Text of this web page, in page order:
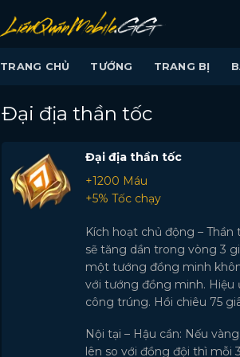
TRANG CHỦ TƯỚNG TRANG BỊ
Đại địa thần tốc
Đại địa thần tốc
+1200 Máu
+5% Tốc chạy
Kích hoạt chủ động –
sẽ tăng dần trong vòng 3
một tướng đồng minh
với tướng đồng minh.
công trúng. Hồi chiêu 75
Nội tại – Hậu cần: Nếu
lên so với đồng đội thì mỗi